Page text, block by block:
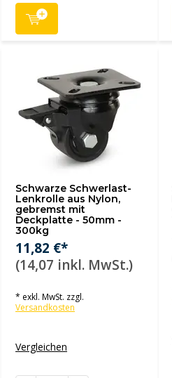
Schwarze Schwerlast-
Lenkrolle aus Nylon,
gebremst mit
Deckplatte - 50mm -
300kg
11,82 €*
(14,07 inkl. MwSt.)
* exkl. MwSt. zzgl.
Versandkosten
Vergleichen